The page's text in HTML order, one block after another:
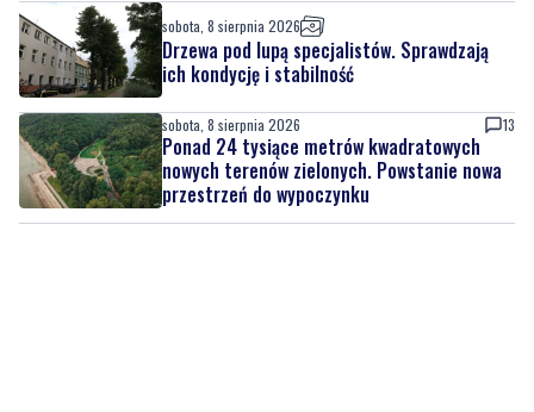
sobota, 8 sierpnia 2026
Drzewa pod lupą specjalistów. Sprawdzają
ich kondycję i stabilność
sobota, 8 sierpnia 2026 13
Ponad 24 tysiące metrów kwadratowych
nowych terenów zielonych. Powstanie nowa
przestrzeń do wypoczynku